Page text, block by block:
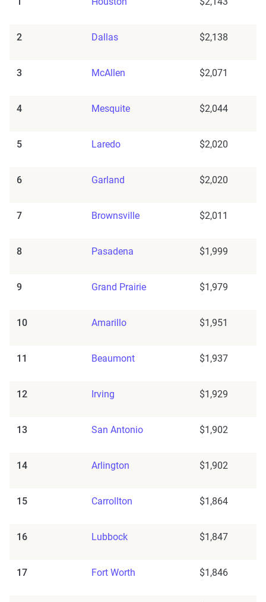
2 Dallas $2,138
3 McAllen $2,071
4 Mesquite $2,044
5 Laredo $2,020
6 Garland $2,020
7 Brownsville $2,011
8 Pasadena $1,999
9 Grand Prairie $1,979
10 Amarillo $1,951
11 Beaumont $1,937
12 Irving $1,929
13 San Antonio $1,902
14 Arlington $1,902
15 Carrollton $1,864
16 Lubbock $1,847
17 Fort Worth $1,846